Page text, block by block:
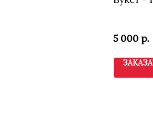
5 000 р.